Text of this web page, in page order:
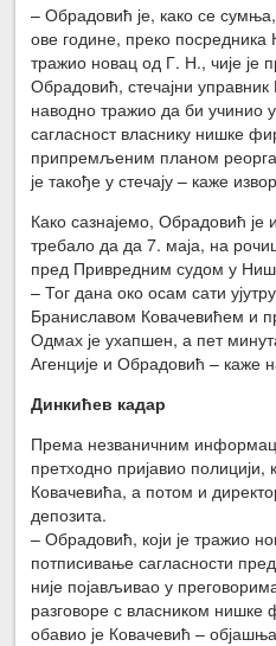
– Обрадовић је, како се
ове године, преко посредника
тражио новац од Г. Н., чије је
Обрадовић, стечајни
наводно тражио да би учинио
сагласност власнику нишке
припремљеним планом
је такође у стечају – каже
Како сазнајемо, Обрадовић је
требало да да 7. маја, на
пред Привредним судом у
– Тог дана око осам сати
Браниславом Ковачевићем и
Одмах је ухапшен, а пет
Агенције и Обрадовић – каже
Динкићев кадар
Према незваничним
претходно пријавио полицији,
Ковачевића, а потом и
депозита.
– Обрадовић, који је тражио
потписивање сагласности
није појављивао у
разговоре с власником
обавио је Ковачевић –